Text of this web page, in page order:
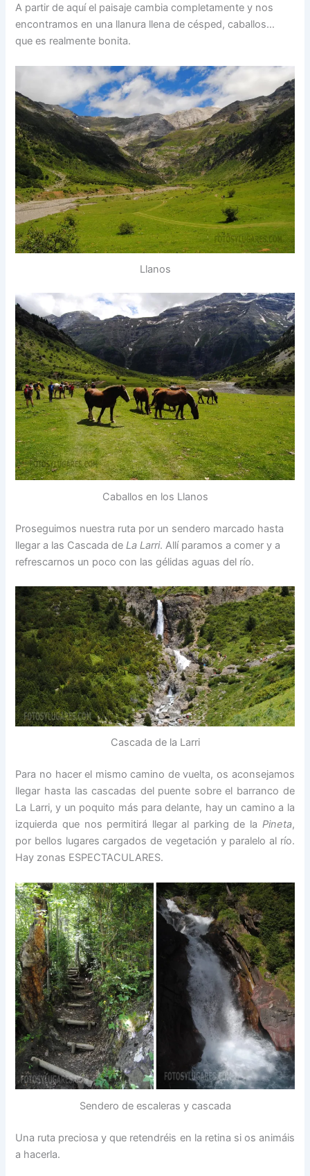
A partir de aquí el paisaje cambia completamente y nos
encontramos en una llanura llena de césped, caballos…
que es realmente bonita.
Llanos
Caballos en los Llanos
Proseguimos nuestra ruta por un sendero marcado hasta
llegar a las Cascada deLa Larri. Allí paramos a comer y a
refrescarnos un poco con las gélidas aguas del río.
Cascada de la Larri
Para no hacer el mismo camino de vuelta, os aconsejamos
llegar hasta las cascadas del puente sobre el barranco de
La Larri, y un poquito más para delante, hay un camino a la
izquierda que nos permitirá llegar al parking de la Pineta,
por bellos lugares cargados de vegetación y paralelo al río.
Hay zonas ESPECTACULARES.
Sendero de escaleras y cascada
Una ruta preciosa y que retendréis en la retina si os animáis
a hacerla.